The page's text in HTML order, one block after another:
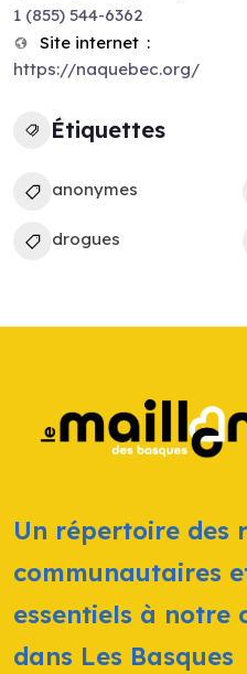
1 (855) 544-6362
Site internet
https://naquebec.org/
Étiquettes
anonymes
drogues
Un répertoire des
communautaires
essentiels à notre
dans Les Basques